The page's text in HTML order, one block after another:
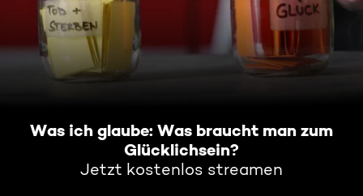
Was ich glaube: Was braucht man zum
Glücklichsein?
Jetzt kostenlos streamen